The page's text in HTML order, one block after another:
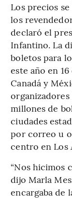
Los precios
los
declaró el
Infantino. La
boletos para
este año en
Canadá y
millones de
ciudades
por correo u
centro en Los
“Nos hicimos
dijo Marla
encargaba de